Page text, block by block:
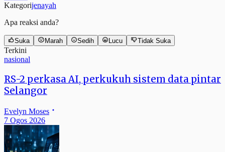
Kategorijenayah
Apa reaksi anda?
Suka Marah Sedih Lucu Tidak Suka
Terkini
nasional
RS-2 perkasa AI, perkukuh sistem data pintar
Selangor
Evelyn Moses
7 Ogos 2026